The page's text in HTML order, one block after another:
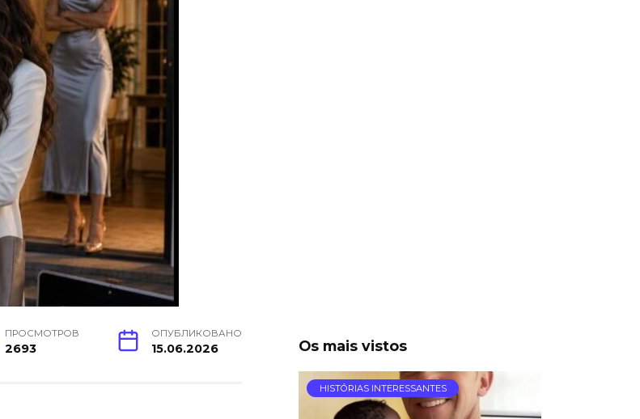
ПРОСМОТРОВ
2693
ОПУБЛИКОВАНО
15.06.2026 Os mais vistos
HISTÓRIAS INTERESSANTES